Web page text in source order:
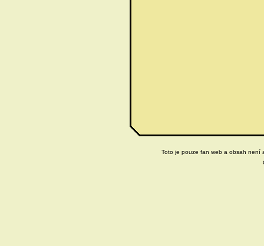
Toto je pouze fan web a obsah není